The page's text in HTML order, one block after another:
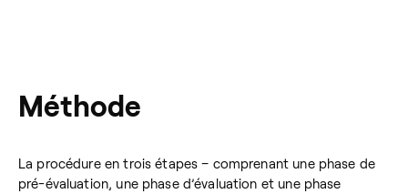
Méthode
La procédure en trois étapes – comprenant une phase de
pré-évaluation, une phase d’évaluation et une phase